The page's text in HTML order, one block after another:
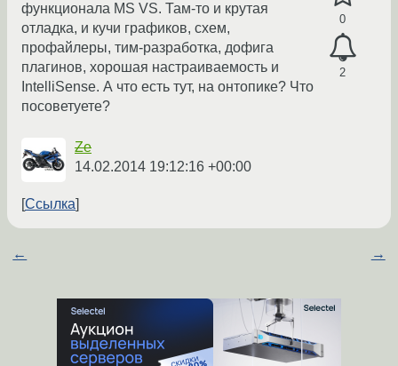
0
2
функционала MS VS. Там-то и крутая
отладка, и кучи графиков, схем,
профайлеры, тим-разработка, дофига
плагинов, хорошая настраиваемость и
IntelliSense. А что есть тут, на онтопике? Что
посоветуете?
Ze
14.02.2014 19:12:16 +00:00
Ссылка
← →